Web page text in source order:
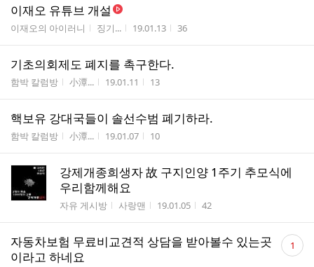
이재오 유튜브 개설
게시판명
이재오의 아이러니 작성자
징기... 작성시간
19.01.13 조회수
36
기초의회제도 폐지를 촉구한다.
게시판명
함박 칼럼방 작성자
小潭... 작성시간
19.01.11 조회수
13
핵보유 강대국들이 솔선수범 폐기하라.
게시판명
함박 칼럼방 작성자
小潭... 작성시간
19.01.07 조회수
10
강제개종희생자 故 구지인양 1주기 추모식에
우리함께해요
게시판명
자유 게시방 작성자
사랑맨 작성시간
19.01.05 조회수
42
자동차보험 무료비교견적 상담을 받아볼수 있는곳
이라고 하네요
댓
글 1